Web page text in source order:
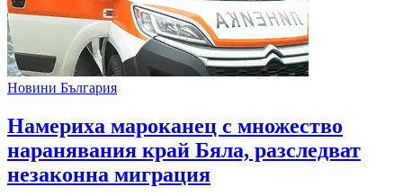
Новини България
Намериха мароканец с множество
наранявания край Бяла, разследват
незаконна миграция